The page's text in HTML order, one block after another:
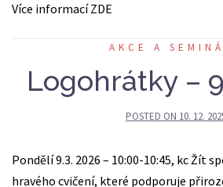
Více informací ZDE
AKCE A
Logohrátky –
POSTED ON 10. 12.
Pondělí 9.3. 2026 – 10:00-10:45, kc Žít
hravého cvičení, které podporuje